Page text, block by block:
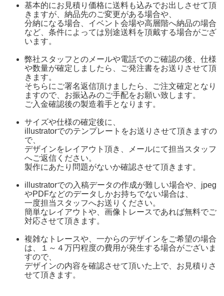
基本的にお見積り価格に送料も込みでお出しさせて頂
きますが、納品先のご変更がある場合や、
分納になる場合、イベント会場や高層階へ納品の場合
など、条件によっては別途送料を頂戴する場合がござ
います。
弊社スタッフとのメールや電話でのご確認の後、仕様
や数量が確定しましたら、ご発注書をお送りさせて頂
きます。
そちらにご署名返信頂けましたら、ご注文確定となり
ますので、お振込みのご手配をお願い致します。
ご入金確認後の製造着手となります。
サイズや仕様の確定後に、
illustratorでのテンプレートをお送りさせて頂きますの
で、
デザインをレイアウト頂き、メールにて担当スタッフ
へご返信ください。
製作にあたり問題がないか確認させて頂きます。
illustratorでの入稿データの作成が難しい場合や、jpeg
やPDFなどのデータしかお持ちでない場合は、
一度担当スタッフへお送りください。
簡単なレイアウトや、画像トレースであれば無料でご
対応させて頂きます。
複雑なトレースや、一からのデザインをご希望の場合
は、１～４万円程度の費用が発生する場合がございま
すので、
デザインの内容を確認させて頂いた上で、お見積りさ
せて頂きます。